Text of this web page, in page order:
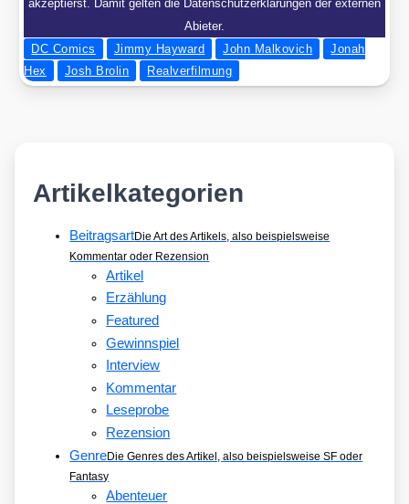
akzeptierst. Damit gelten die Datenschutzerklärungen der externen
Abieter.
DC Comics
Jimmy Hayward John Malkovich
Jonah
Hex
Josh Brolin Realverfilmung
Artikelkategorien
BeitragsartDie Art des Artikels, also beispielsweise
Kommentar oder Rezension
Artikel
Erzählung
Featured
Gewinnspiel
Interview
Kommentar
Leseprobe
Rezension
GenreDie Genres des Artikel, also beispielsweise SF oder
Fantasy
Abenteuer